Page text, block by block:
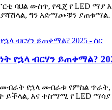
ባህል ውስጥ, የዲጄ የ LED
ግን አድማጮቹን ያጠቁማል.
የኋላ ብርሃን ይጠቀማል?
የኋላ መብራቱ የምስል
እና ተስማሚ የ LED ማሳያ